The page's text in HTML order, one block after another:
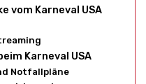
vom Karneval USA
Karneval USA
Notfallpläne